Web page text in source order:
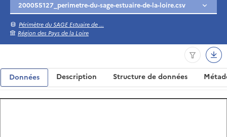
Périmètre du SAGE Estuaire de ...
Région des Pays de la Loire
Données Description Structure de données